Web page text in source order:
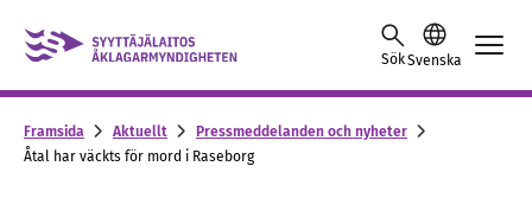
Skip to content -saavutettavuusohje
SökSvenska
Framsida Aktuellt
Pressmeddelanden och nyheter
Åtal har väckts för mord i Raseborg